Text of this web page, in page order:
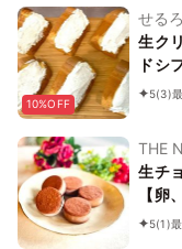
10%OFF
せる
生ク
ドシ
5(3)
THE
生チ
【卵
ンフ
5(1)